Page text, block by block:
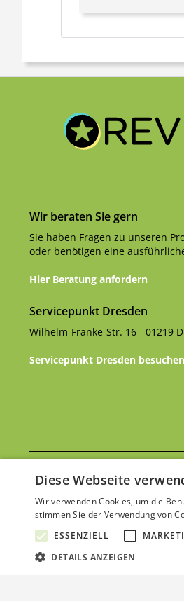
Wir beraten Sie gern
Sie haben Fragen zu unseren
oder benötigen eine
Hier Beratung anfordern
Servicepunkt Dresden
Wilhelm-Franke-Str. 16 - 01219
Servicepunkt Dresden besuchen
* Alle Preise inkl.
Diese Webseite
Wir verwenden Cookies, um die
stimmen Sie der Verwendung von
ESSENZIELL
DETAILS ANZEIGEN